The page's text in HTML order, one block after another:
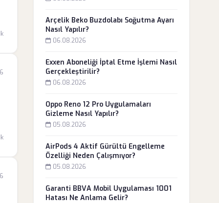
Arçelik Beko Buzdolabı Soğutma Ayarı
Nasıl Yapılır?
06.08.2026
Exxen Aboneliği İptal Etme İşlemi Nasıl
Gerçekleştirilir?
06.08.2026
Oppo Reno 12 Pro Uygulamaları
Gizleme Nasıl Yapılır?
05.08.2026
AirPods 4 Aktif Gürültü Engelleme
Özelliği Neden Çalışmıyor?
05.08.2026
Garanti BBVA Mobil Uygulaması 1001
Hatası Ne Anlama Gelir?